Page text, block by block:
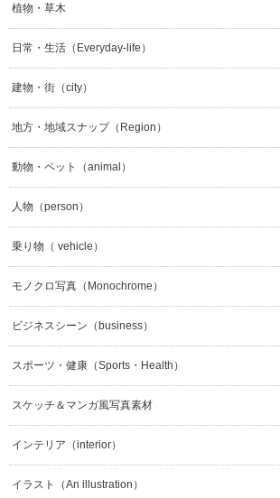
植物・草木
日常・生活（Everyday-life）
建物・街（city）
地方・地域スナップ（Region）
動物・ペット（animal）
人物（person）
乗り物（ vehicle）
モノクロ写真（Monochrome）
ビジネスシーン（business）
スポーツ・健康（Sports・Health）
スケッチ＆マンガ風写真素材
インテリア（interior）
イラスト（An illustration）